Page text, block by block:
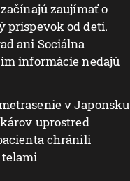
zaujímať o
príspevok od detí.
ani Sociálna
informácie nedajú
v Japonsku
uprostred
chránili